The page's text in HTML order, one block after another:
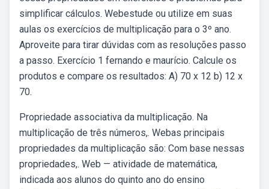
simplificar cálculos. Webestude ou utilize em suas
aulas os exercícios de multiplicação para o 3º ano.
Aproveite para tirar dúvidas com as resoluções passo
a passo. Exercício 1 fernando e maurício. Calcule os
produtos e compare os resultados: A) 70 x 12 b) 12 x
70.
Propriedade associativa da multiplicação. Na
multiplicação de três números,. Webas principais
propriedades da multiplicação são: Com base nessas
propriedades,. Web — atividade de matemática,
indicada aos alunos do quinto ano do ensino